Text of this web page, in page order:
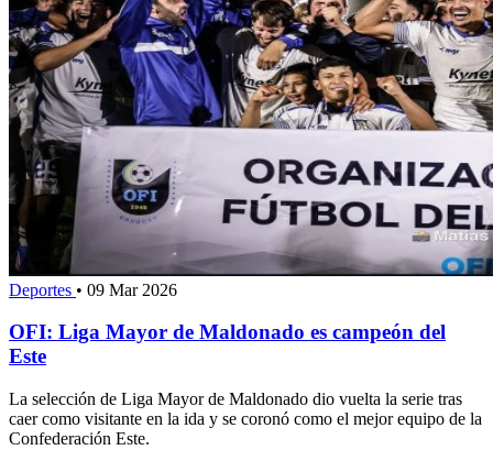
Deportes • 09 Mar 2026
OFI: Liga Mayor de Maldonado es campeón del
Este
La selección de Liga Mayor de Maldonado dio vuelta la serie tras
caer como visitante en la ida y se coronó como el mejor equipo de la
Confederación Este.